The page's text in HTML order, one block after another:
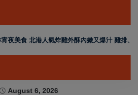
北港人氣炸雞外酥內嫩又爆汁 雞排、小點、
August 6, 2026